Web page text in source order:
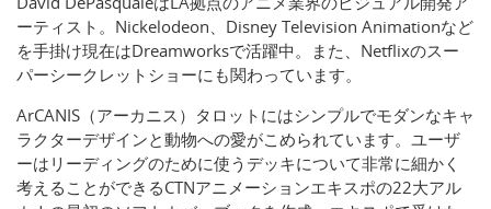
ーティスト。Nickelodeon、Disney Television Animationなど
を手掛け現在はDreamworksで活躍中。また、Netflixのスー
パーシークレットショーにも関わっています。
ArCANIS（アーカニス）タロットにはシンプルでモダンなキャ
ラクターデザインと動物への愛がこめられています。ユーザ
ーはリーディングのために使うデッキについて非常に細かく
考えることができるCTNアニメーションエキスポの22大アル